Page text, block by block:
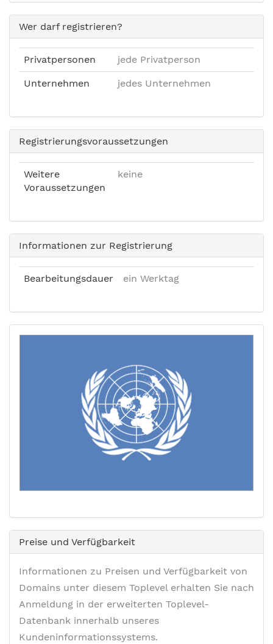
Wer darf registrieren?
Privatpersonen jede Privatperson
Unternehmen jedes Unternehmen
Registrierungsvoraussetzungen
Weitere
Voraussetzungen
keine
Informationen zur Registrierung
Bearbeitungsdauer ein Werktag
Preise und Verfügbarkeit
Informationen zu Preisen und Verfügbarkeit von
Domains unter diesem Toplevel erhalten Sie nach
Anmeldung in der erweiterten Toplevel-
Datenbank innerhalb unseres
Kundeninformationssystems.